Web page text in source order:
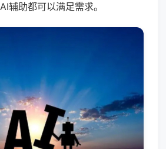
辅助都可以满足需求。